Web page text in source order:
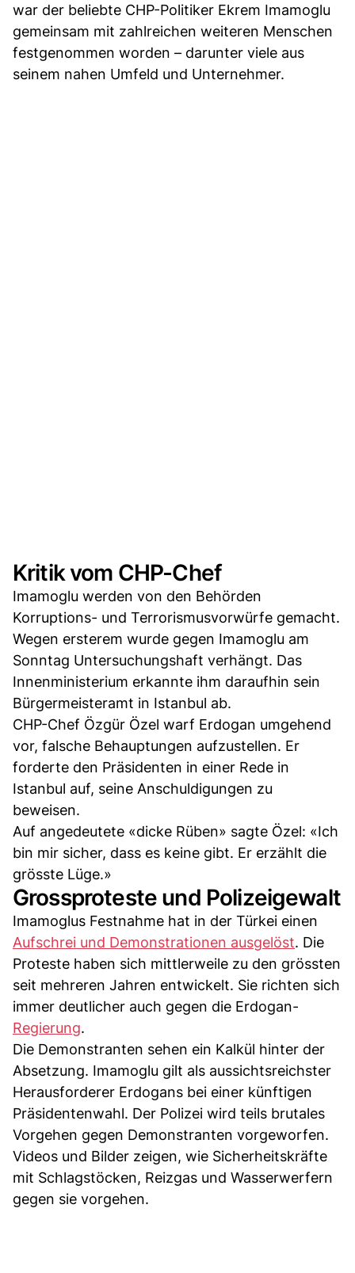
war der beliebte CHP-Politiker Ekrem Imamoglu
gemeinsam mit zahlreichen weiteren Menschen
festgenommen worden – darunter viele aus
seinem nahen Umfeld und Unternehmer.
Kritik vom CHP-Chef
Imamoglu werden von den Behörden
Korruptions- und Terrorismusvorwürfe gemacht.
Wegen ersterem wurde gegen Imamoglu am
Sonntag Untersuchungshaft verhängt. Das
Innenministerium erkannte ihm daraufhin sein
Bürgermeisteramt in Istanbul ab.
CHP-Chef Özgür Özel warf Erdogan umgehend
vor, falsche Behauptungen aufzustellen. Er
forderte den Präsidenten in einer Rede in
Istanbul auf, seine Anschuldigungen zu
beweisen.
Auf angedeutete «dicke Rüben» sagte Özel: «Ich
bin mir sicher, dass es keine gibt. Er erzählt die
grösste Lüge.»
Grossproteste und Polizeigewalt
Imamoglus Festnahme hat in der Türkei einen
Aufschrei und Demonstrationen ausgelöst. Die
Proteste haben sich mittlerweile zu den grössten
seit mehreren Jahren entwickelt. Sie richten sich
immer deutlicher auch gegen die Erdogan-
Regierung.
Die Demonstranten sehen ein Kalkül hinter der
Absetzung. Imamoglu gilt als aussichtsreichster
Herausforderer Erdogans bei einer künftigen
Präsidentenwahl. Der Polizei wird teils brutales
Vorgehen gegen Demonstranten vorgeworfen.
Videos und Bilder zeigen, wie Sicherheitskräfte
mit Schlagstöcken, Reizgas und Wasserwerfern
gegen sie vorgehen.